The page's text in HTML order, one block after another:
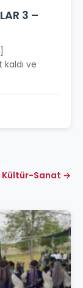
3 –
kaldı ve
Kültür-Sanat →